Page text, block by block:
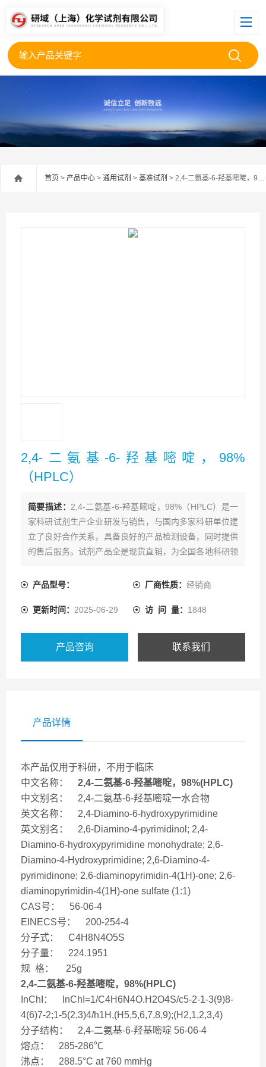
首页 > 产品中心 > 通用试剂 > 基准试剂 > 2,4-二氨基-6-羟基嘧啶，98%（HPLC）
2,4-二氨基-6-羟基嘧啶，98%
（HPLC）
简要描述： 2,4-二氨基-6-羟基嘧啶，98%（HPLC）是一
家科研试剂生产企业研发与销售，与国内多家科研单位建
立了良好合作关系，具备良好的产品检测设备，同时提供
的售后服务。试剂产品全是现货直销，为全国各地科研领
产品型号：
厂商性质： 经销商
更新时间： 2025-06-29 访 问 量： 1848
产品咨询 联系我们
产品详情
本产品仅用于科研，不用于临床
中文名称： 2,4-二氨基-6-羟基嘧啶，98%(HPLC)
中文别名： 2,4-二氨基-6-羟基嘧啶一水合物
英文名称： 2,4-Diamino-6-hydroxypyrimidine
英文别名： 2,6-Diamino-4-pyrimidinol; 2,4-
Diamino-6-hydroxypyrimidine monohydrate; 2,6-
Diamino-4-Hydroxyprimidine; 2,6-Diamino-4-
pyrimidinone; 2,6-diaminopyrimidin-4(1H)-one; 2,6-
diaminopyrimidin-4(1H)-one sulfate (1:1)
CAS号： 56-06-4
EINECS号： 200-254-4
分子式： C4H8N4O5S
分子量： 224.1951
规 格： 25g
2,4-二氨基-6-羟基嘧啶，98%(HPLC)
InChI： InChI=1/C4H6N4O.H2O4S/c5-2-1-3(9)8-
4(6)7-2;1-5(2,3)4/h1H,(H5,5,6,7,8,9);(H2,1,2,3,4)
分子结构： 2,4-二氨基-6-羟基嘧啶 56-06-4
熔点： 285-286℃
沸点： 288.5°C at 760 mmHg